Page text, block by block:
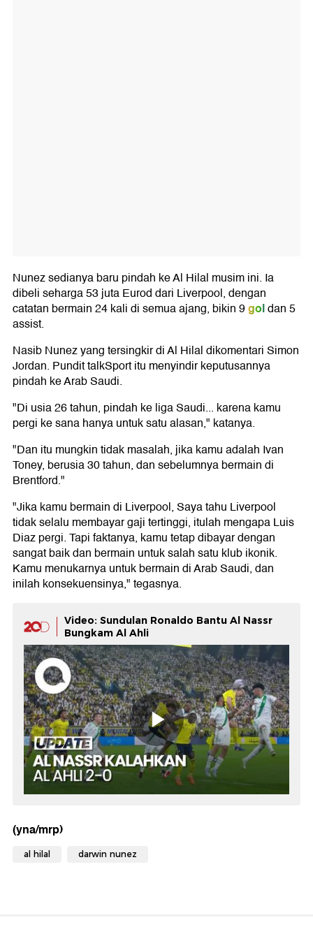
Nunez sedianya baru pindah ke Al Hilal musim ini. Ia
dibeli seharga 53 juta Eurod dari Liverpool, dengan
catatan bermain 24 kali di semua ajang, bikin 9goldan 5
assist.
Nasib Nunez yang tersingkir di Al Hilal dikomentari Simon
Jordan. Pundit talkSport itu menyindir keputusannya
pindah ke Arab Saudi.
"Di usia 26 tahun, pindah ke liga Saudi... karena kamu
pergi ke sana hanya untuk satu alasan," katanya.
"Dan itu mungkin tidak masalah, jika kamu adalah Ivan
Toney, berusia 30 tahun, dan sebelumnya bermain di
Brentford."
"Jika kamu bermain di Liverpool, Saya tahu Liverpool
tidak selalu membayar gaji tertinggi, itulah mengapa Luis
Diaz pergi. Tapi faktanya, kamu tetap dibayar dengan
sangat baik dan bermain untuk salah satu klub ikonik.
Kamu menukarnya untuk bermain di Arab Saudi, dan
inilah konsekuensinya," tegasnya.
Video: Sundulan Ronaldo Bantu Al Nassr
Bungkam Al Ahli
(yna/mrp)
al hilal darwin nunez